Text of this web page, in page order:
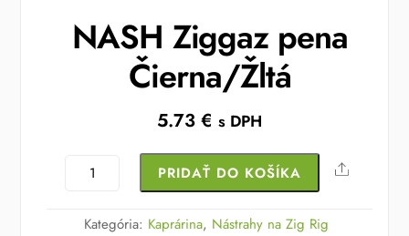
NASH Ziggaz pena
Čierna/Žltá
5.73€ s DPH
množstvo
Ziggaz
PRIDAŤ DO KOŠÍKA Share
Kategória: Kaprárina, Nástrahy na Zig Rig